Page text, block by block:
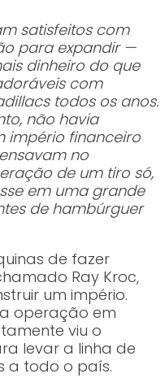
satisfeitos com
para expandir —
dinheiro do que
com
todos os anos.
não havia
império financeiro
no
de um tiro só,
em uma grande
de hambúrguer
de fazer
Ray Kroc,
um império.
operação em
viu o
levar a linha de
a todo o país.